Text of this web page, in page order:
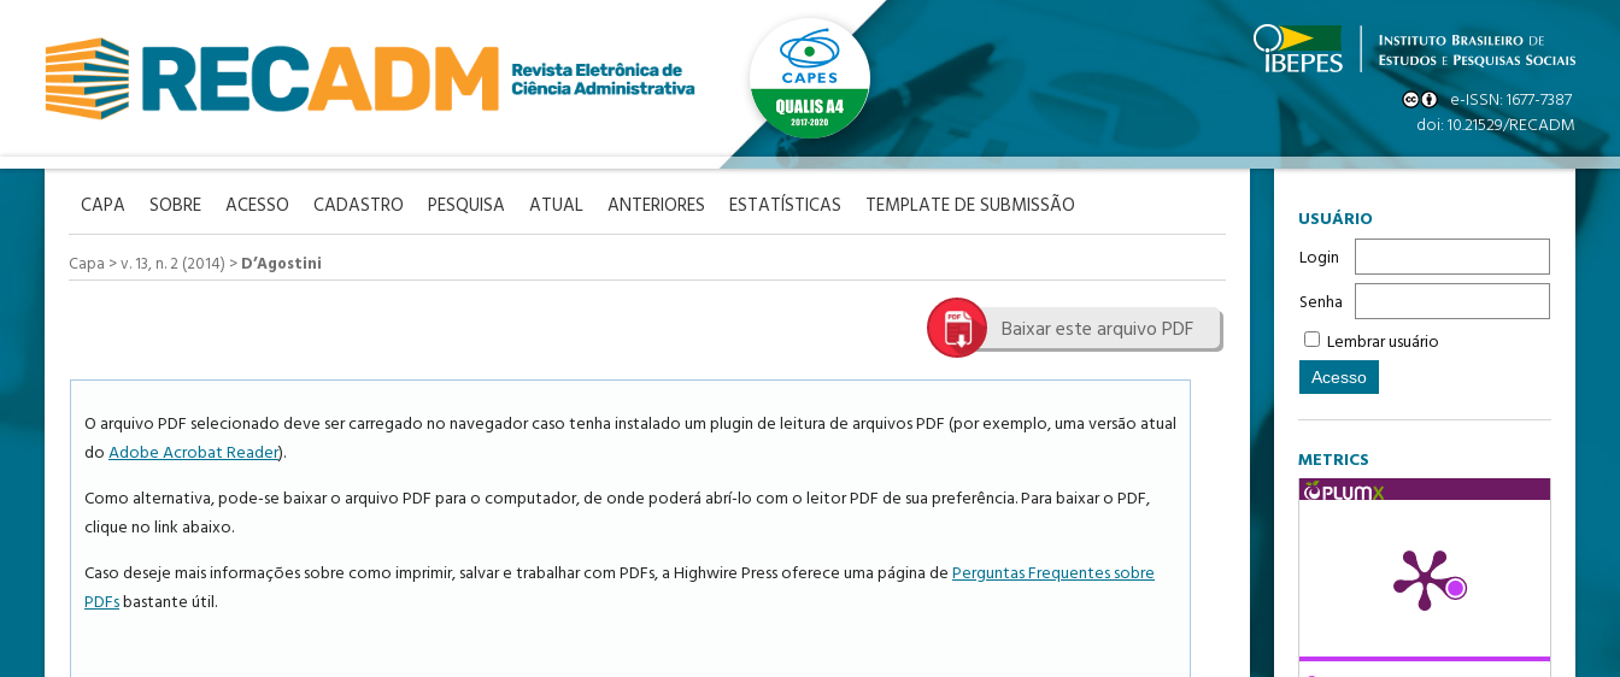
USUÁRIO
Login
Senha
Lembrar usuário
METRICS
CAPA SOBRE ACESSO CADASTRO PESQUISA ATUAL ANTERIORES ESTATÍSTICAS TEMPLATE DE SUBMISSÃO
Capa >v. 13, n. 2 (2014) >D’Agostini
Baixar este arquivo PDF
O arquivo PDF selecionado deve ser carregado no navegador caso tenha instalado um plugin de leitura de arquivos PDF (por exemplo, uma versão atual
doAdobe Acrobat Reader).
Como alternativa, pode-se baixar o arquivo PDF para o computador, de onde poderá abrí-lo com o leitor PDF de sua preferência. Para baixar o PDF,
clique no link abaixo.
Caso deseje mais informações sobre como imprimir, salvar e trabalhar com PDFs, a Highwire Press oferece uma página dePerguntas Frequentes sobre
PDFsbastante útil.